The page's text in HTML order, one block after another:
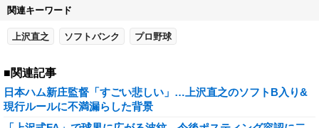
関連キーワード
上沢直之 ソフトバンク プロ野球
■関連記事
日本ハム新庄監督「すごい悲しい」…上沢直之のソフトB入り&
現行ルールに不満漏らした背景